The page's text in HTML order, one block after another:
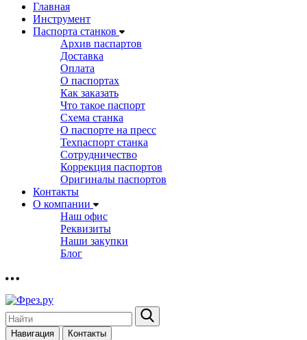
Главная
Инструмент
Паспорта станков
Архив паспартов
Доставка
Оплата
О паспортах
Как заказать
Что такое паспорт
Схема станка
О паспорте на пресс
Техпаспорт станка
Сотрудничество
Коррекция паспортов
Оригиналы паспортов
Контакты
О компании
Наш офис
Реквизиты
Наши закупки
Блог
Навигация Контакты